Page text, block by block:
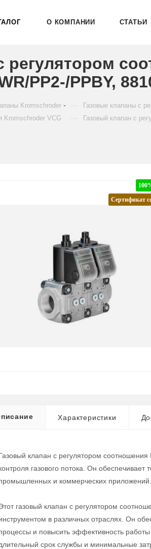
О КОМПАНИИ СТАТЬИ
регулятором
PP2-/PPBY,
Kromschroder Газовые клапаны с
Kromschroder VCG Газовый клапан с
Сертификат
Характеристики
клапан с регулятором
газового потока. Он
и коммерческих приложений.
газовый клапан с регулятором
в различных отраслях. Он
и повысить эффективность
срок службы и минимальные